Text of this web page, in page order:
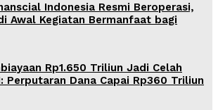
Indonesia Resmi Beroperasi,
Awal Kegiatan Bermanfaat bagi
Rp1.650 Triliun Jadi Celah
Perputaran Dana Capai Rp360 Triliun